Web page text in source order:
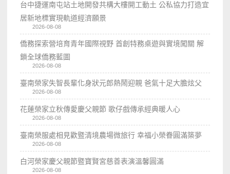
台中捷運南屯站土地開發共構大樓開工動土 公私協力打造宜
居新地標實現軌道經濟願景
2026-08-08
僑務探索營培育青年國際視野 首創特務桌遊與實境闖關 解
鎖全球僑務藍圖
2026-08-08
臺南榮家失智長輩化身狀元郎熱鬧迎親 爸氣十足大膽炫父
2026-08-08
花蓮榮家立秋傳愛慶父親節 歌仔戲傳承經典暖人心
2026-08-08
臺南榮服處相見歡暨清境農場微旅行 幸福小榮眷圓滿築夢
2026-08-08
白河榮家慶父親節暨寶賢宮慈善表演溫馨圓滿
2026-08-08